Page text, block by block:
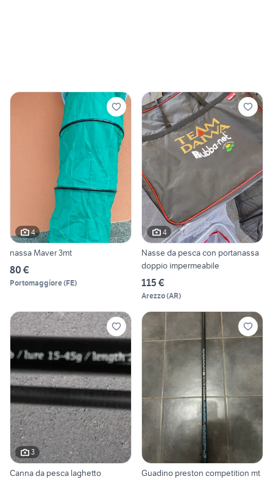
4
nassa Maver 3mt
80 €
Portomaggiore(FE)
4
Nasse da pesca con portanassa
doppio impermeabile
115 €
Arezzo(AR)
3
Canna da pesca laghetto
Guadino preston competition mt